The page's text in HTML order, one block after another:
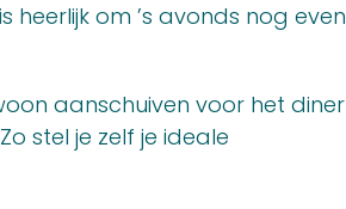
om ’s avonds nog even
aanschuiven voor het diner
stel je zelf je ideale